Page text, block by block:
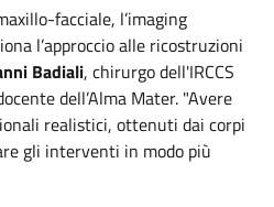
facciale, l’imaging
l’approccio alle ricostruzioni
Badiali, chirurgo dell'IRCCS
dell’Alma Mater. "Avere
realistici, ottenuti dai corpi
gli interventi in modo più